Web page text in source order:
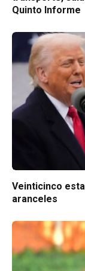
Quinto Informe
Veinticinco
aranceles